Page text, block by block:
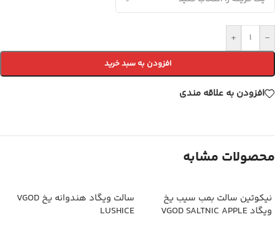
-
+
افزودن به سبد خرید
افزودن به علاقه مندی
محصولات مشابه
نیکوتین سالت بمب سیب یخ
ویگاد VGOD SALTNIC APPLE
سالت ویگاد هندوانه یخ VGOD
LUSHICE